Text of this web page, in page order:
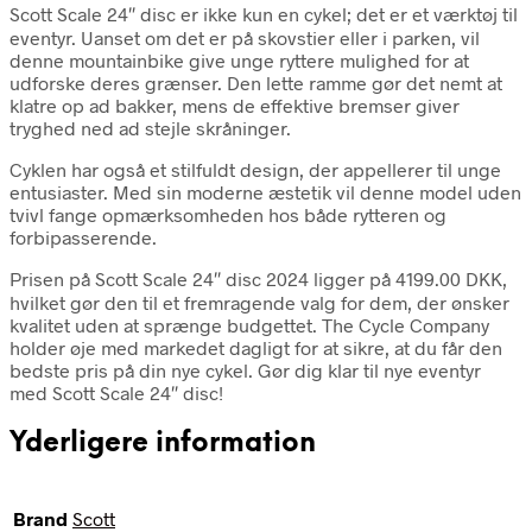
Scott Scale 24″ disc er ikke kun en cykel; det er et værktøj til
eventyr. Uanset om det er på skovstier eller i parken, vil
denne mountainbike give unge ryttere mulighed for at
udforske deres grænser. Den lette ramme gør det nemt at
klatre op ad bakker, mens de effektive bremser giver
tryghed ned ad stejle skråninger.
Cyklen har også et stilfuldt design, der appellerer til unge
entusiaster. Med sin moderne æstetik vil denne model uden
tvivl fange opmærksomheden hos både rytteren og
forbipasserende.
Prisen på Scott Scale 24″ disc 2024 ligger på 4199.00 DKK,
hvilket gør den til et fremragende valg for dem, der ønsker
kvalitet uden at sprænge budgettet. The Cycle Company
holder øje med markedet dagligt for at sikre, at du får den
bedste pris på din nye cykel. Gør dig klar til nye eventyr
med Scott Scale 24″ disc!
Yderligere information
Brand Scott